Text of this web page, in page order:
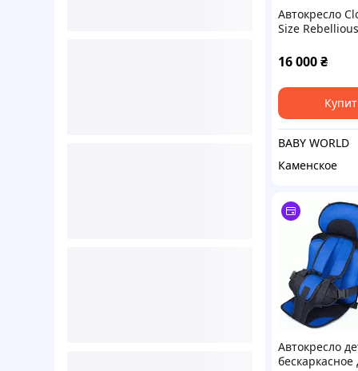
Автокресло
Size
16 000₴
BABY WORLD
Каменское
Автокресло
бескаркасное